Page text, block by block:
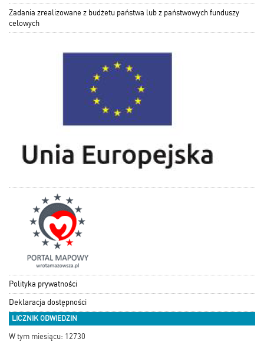
Zadania zrealizowane z budżetu państwa lub z państwowych funduszy
celowych
Polityka prywatności
Deklaracja dostępności
LICZNIK ODWIEDZIN
W tym miesiącu: 12730